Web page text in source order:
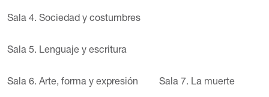
Sala 4. Sociedad y costumbres
Sala 5. Lenguaje y escritura
Sala 6. Arte, forma y expresión Sala 7. La muerte